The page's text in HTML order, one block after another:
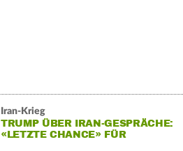
Iran-Krieg
TRUMP ÜBER IRAN-GESPRÄCHE:
«LETZTE CHANCE» FÜR